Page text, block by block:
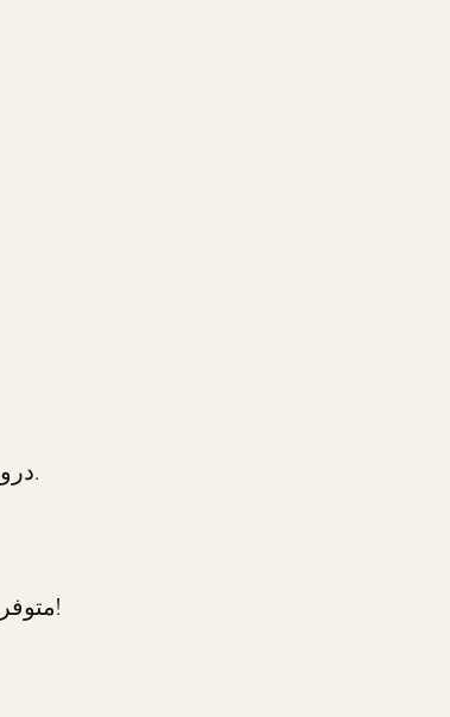
دروس خصوصية مجانية لجميع الطلاب ، جميع الدرجات ، جميع التخصصات.
متوفر الآن مرة أخرى أيام السبت الساعة 10:00 صباحًا والساعة 11:45 صباحًا!